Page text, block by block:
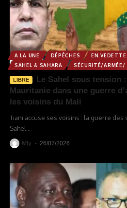
A LA UNE DÉPÊCHES EN VEDETTE
SAHEL & SAHARA
SÉCURITÉ/ARMÉE/
LIBRE
Le Sahel sous tension
Mauritanie dans une guerre
les voisins du Mali
Tiani accuse ses voisins : la guerre des
Sahel…
Mly 26/07/2026